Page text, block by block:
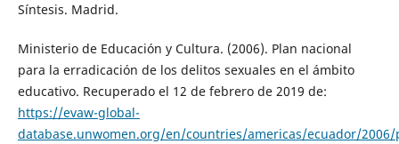
Síntesis. Madrid.
Ministerio de Educación y Cultura. (2006). Plan nacional
para la erradicación de los delitos sexuales en el ámbito
educativo. Recuperado el 12 de febrero de 2019 de:
https://evaw-global-
database.unwomen.org/en/countries/americas/ecuador/2006/